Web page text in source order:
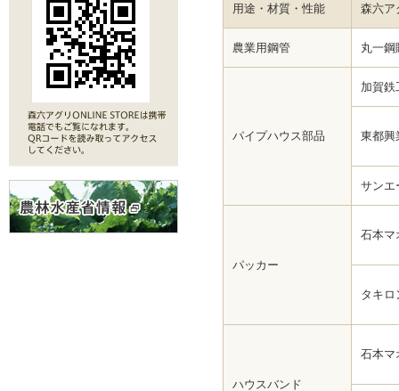
用途・材質・性能 森六ア
農業用鋼管 丸一鋼
パイプハウス部品
加賀鉄
東都興
サンエ
パッカー
石本マ
タキロ
ハウスバンド
石本マ